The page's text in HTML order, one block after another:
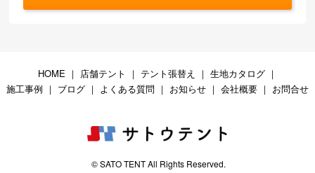
HOME ｜ 店舗テント ｜ テント張替え ｜ 生地カタログ ｜
施工事例 ｜ ブログ ｜ よくある質問 ｜ お知らせ ｜ 会社概要 ｜ お問合せ
© SATO TENT All Rights Reserved.